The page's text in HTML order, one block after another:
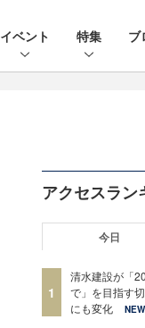
イベント 特集 ブ
アクセスラン
今日
1
清水建設が「
で」を目指す
にも変化
NEW